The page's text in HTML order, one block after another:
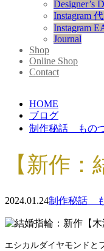
Designer’s
Instagram
Instagram
Journal
Shop
Online Shop
Contact
HOME
ブログ
制作秘話 もの
【新作
2024.01.24制作秘話
エシカルダイヤモンドと